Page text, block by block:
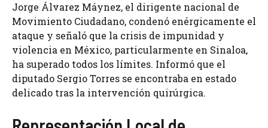
Jorge Álvarez Máynez, el dirigente nacional de
Movimiento Ciudadano, condenó enérgicamente el
ataque y señaló que la crisis de impunidad y
violencia en México, particularmente en Sinaloa,
ha superado todos los límites. Informó que el
diputado Sergio Torres se encontraba en estado
delicado tras la intervención quirúrgica.